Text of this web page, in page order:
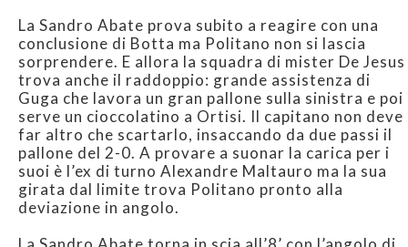
La Sandro Abate prova subito a reagire con una
conclusione di Botta ma Politano non si lascia
sorprendere. E allora la squadra di mister De Jesus
trova anche il raddoppio: grande assistenza di
Guga che lavora un gran pallone sulla sinistra e poi
serve un cioccolatino a Ortisi. Il capitano non deve
far altro che scartarlo, insaccando da due passi il
pallone del 2-0. A provare a suonar la carica per i
suoi è l’ex di turno Alexandre Maltauro ma la sua
girata dal limite trova Politano pronto alla
deviazione in angolo.